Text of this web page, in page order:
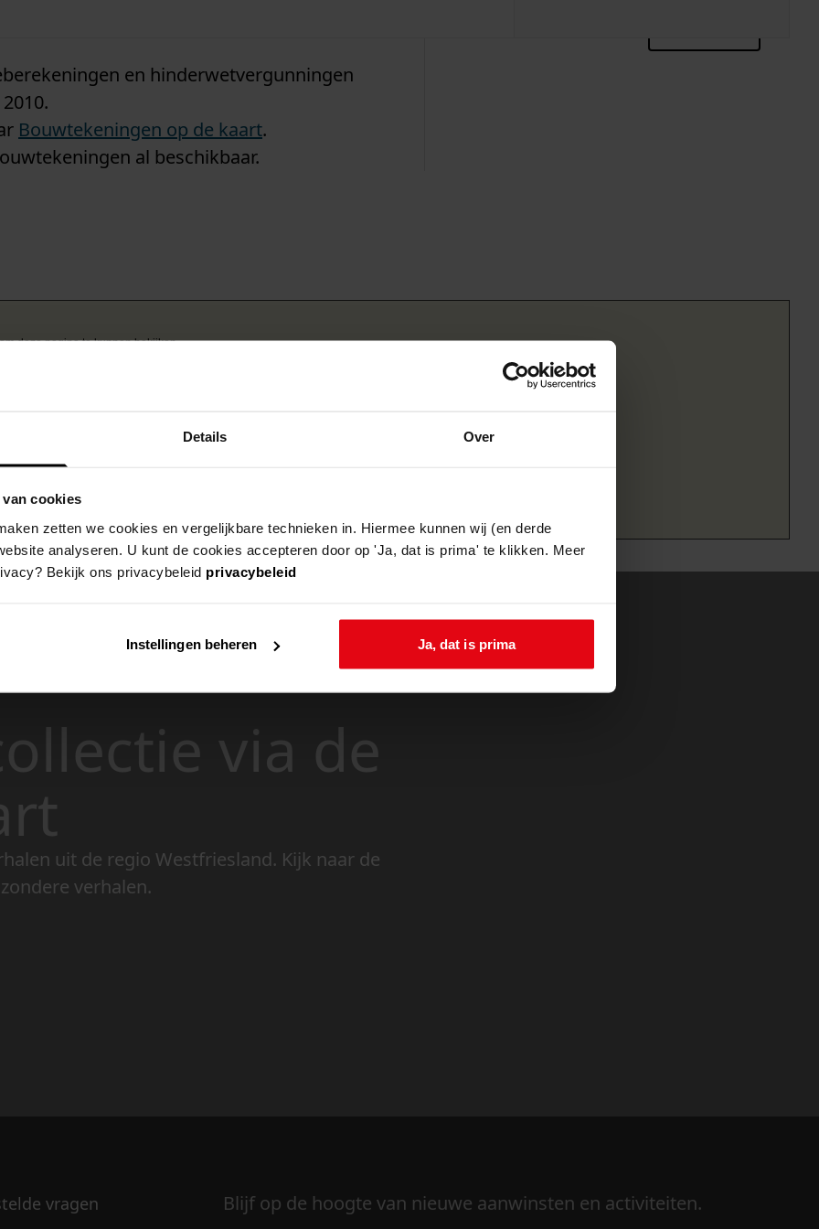
Details Over
cookies
zetten we cookies en vergelijkbare technieken in. Hiermee kunnen wij (en derde
analyseren. U kunt de cookies accepteren door op 'Ja, dat is prima' te klikken. Meer
Bekijk ons privacybeleid privacybeleid
Instellingen beheren Ja, dat is prima
en hinderwetvergunningen
Bouwtekeningen op de kaart.
al beschikbaar.
deze pagina te kunnen bekijken.
via de
uit de regio Westfriesland. Kijk naar de
verhalen.
vragen Blijf op de hoogte van nieuwe aanwinsten en activiteiten.